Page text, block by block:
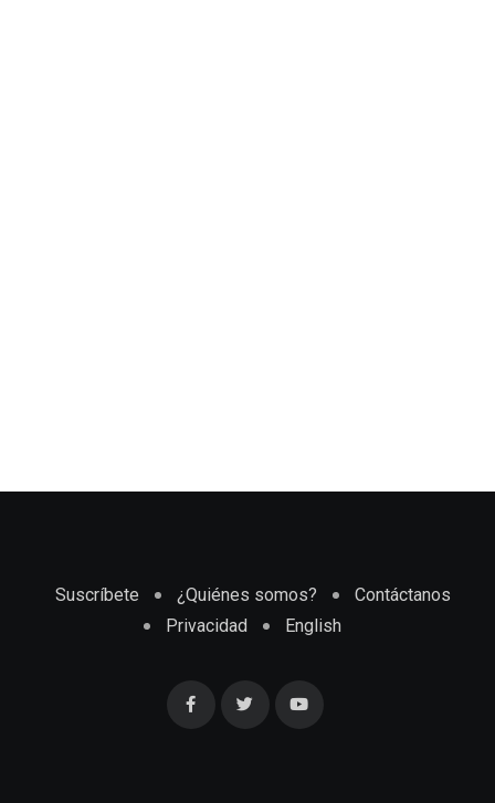
Suscríbete ¿Quiénes somos?
Contáctanos
Privacidad
English